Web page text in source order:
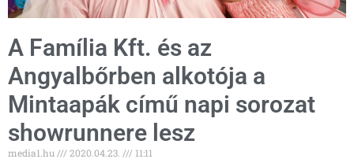
A Família Kft. és az
Angyalbőrben alkotója a
Mintaapák című napi sorozat
showrunnere lesz
media1.hu 2020.04.23. 11:11